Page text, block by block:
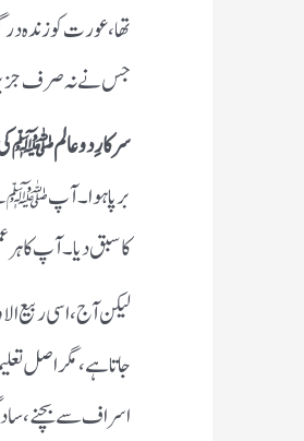
تھا، عورت کو زندہ
جس نے نہ صرف
سرکارِ دو عالم ﷺ
برپا ہوا۔ آپ ﷺ نے
کا سبق دیا۔ آپ کا
لیکن آج، اسی ربیع
جاتا ہے، مگر اصل
اسراف سے بچنے،